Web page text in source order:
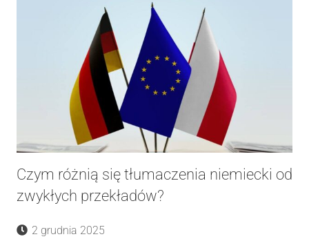
Czym różnią się tłumaczenia niemiecki od
zwykłych przekładów?
2 grudnia 2025